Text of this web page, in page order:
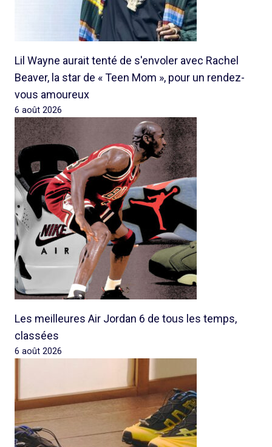
Lil Wayne aurait tenté de s'envoler avec Rachel
Beaver, la star de « Teen Mom », pour un rendez-
vous amoureux
6 août 2026
Les meilleures Air Jordan 6 de tous les temps,
classées
6 août 2026